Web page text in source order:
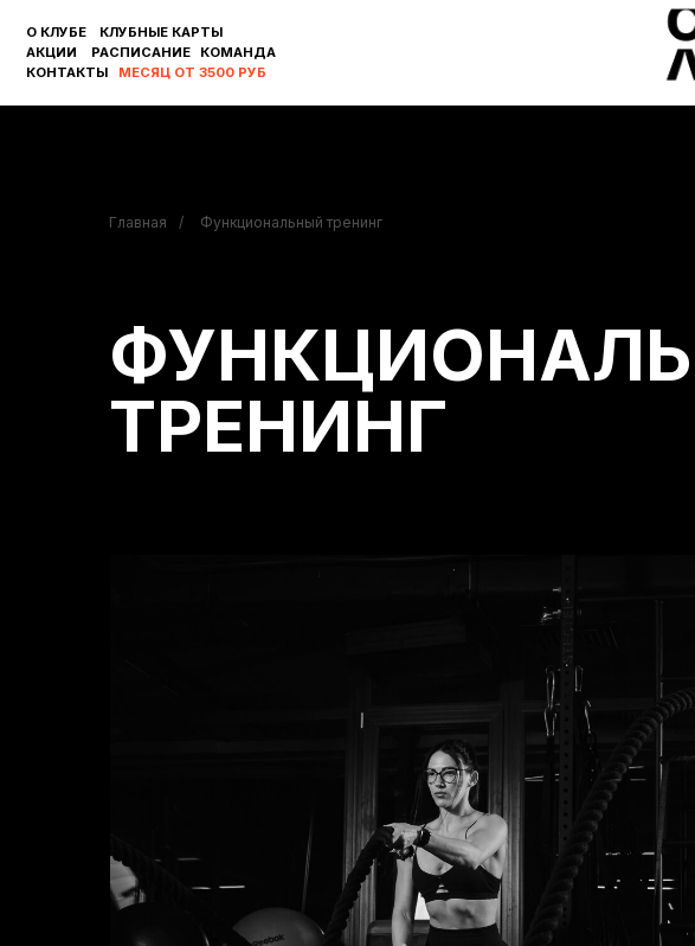
О КЛУБЕ
КЛУБНЫЕ КАРТЫ
АКЦИИ
РАСПИСАНИЕ КОМАНДА
КОНТАКТЫ
Главная / Функциональный тренинг
ТРЕНИНГ